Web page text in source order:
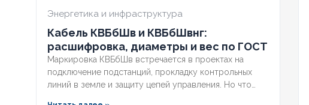
КОЛИЧЕСТВО ЖИЛ
Энергетика и инфраструктура
Кабель КВБбШв и КВБбШвнг:
расшифровка, диаметры и вес по ГОСТ
Маркировка КВБбШв встречается в проектах на
подключение подстанций, прокладку контрольных
линий в земле и защиту цепей управления. Но что